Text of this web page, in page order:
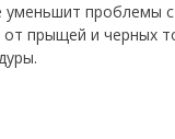
уменьшит проблемы
прыщей и черных